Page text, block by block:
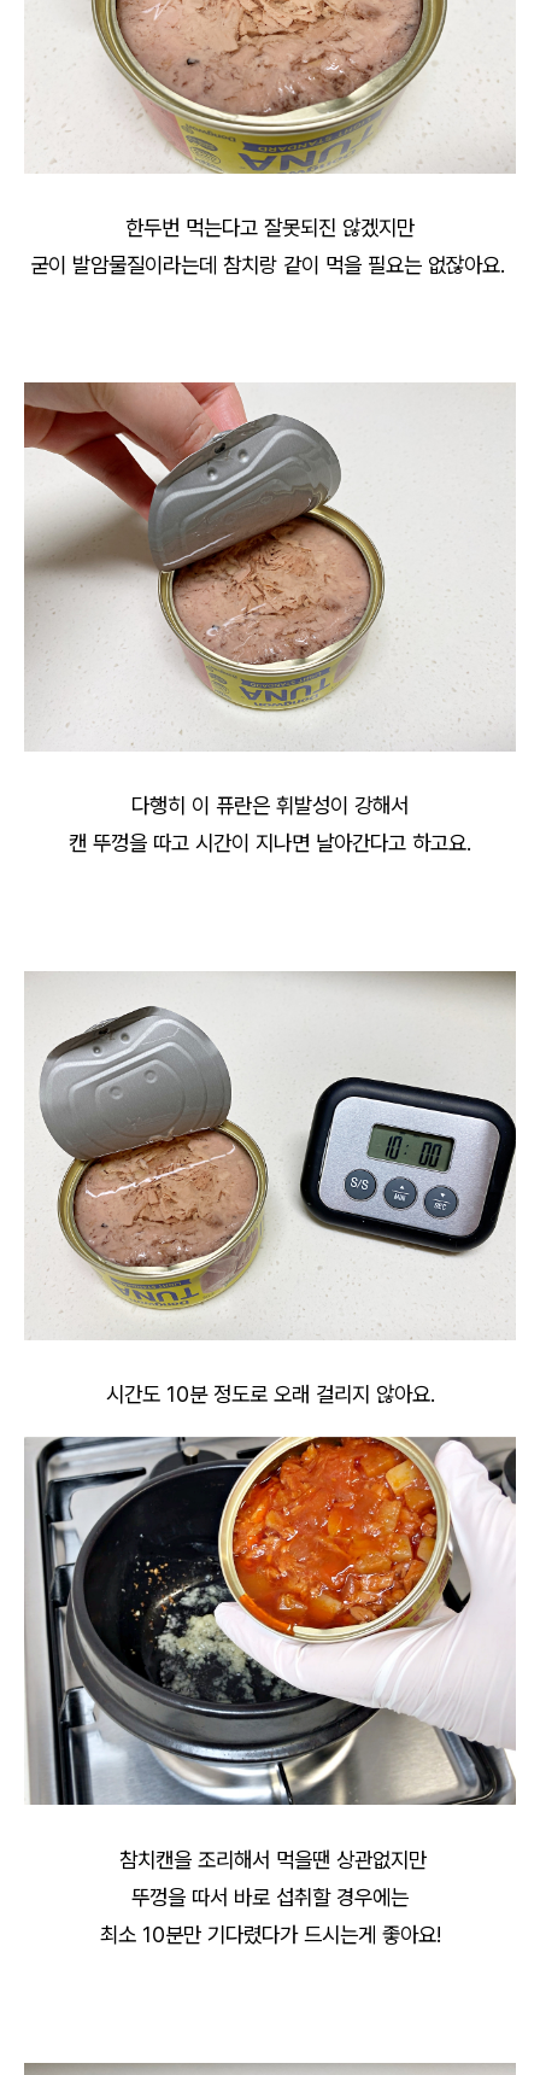
한두번 먹는다고 잘못되진 않겠지만
굳이 발암물질이라는데 참치랑 같이 먹을 필요는 없잖아요.
다행히 이 퓨란은 휘발성이 강해서
캔 뚜껑을 따고 시간이 지나면 날아간다고 하고요.
시간도 10분 정도로 오래 걸리지 않아요.
참치캔을 조리해서 먹을땐 상관없지만
뚜껑을 따서 바로 섭취할 경우에는
최소 10분만 기다렸다가 드시는게 좋아요!